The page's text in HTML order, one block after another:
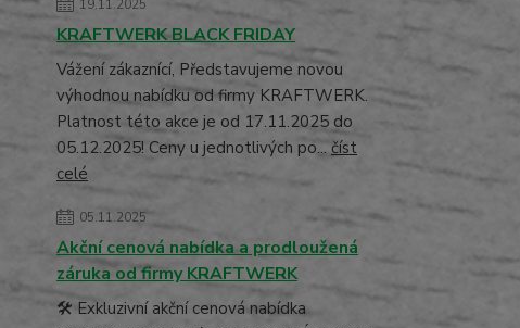
19.11.2025
KRAFTWERK BLACK FRIDAY
Vážení zákaznící, Představujeme novou
výhodnou nabídku od firmy KRAFTWERK.
Platnost této akce je od 17.11.2025 do
05.12.2025! Ceny u jednotlivých po...číst
celé
05.11.2025
Akční cenová nabídka a prodloužená
záruka od firmy KRAFTWERK
🛠️ Exkluzivní akční cenová nabídka